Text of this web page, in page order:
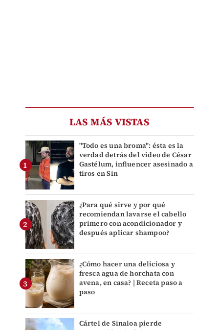
LAS MÁS VISTAS
"Todo es una broma": ésta es la
verdad detrás del video de César
Gastélum, influencer asesinado a
tiros en Sin
¿Para qué sirve y por qué
recomiendan lavarse el cabello
primero con acondicionador y
después aplicar shampoo?
¿Cómo hacer una deliciosa y
fresca agua de horchata con
avena, en casa? | Receta paso a
paso
Cártel de Sinaloa pierde